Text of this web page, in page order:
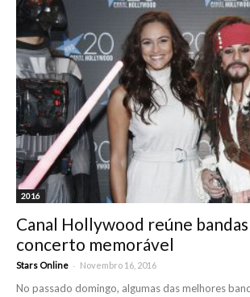
2016
Canal Hollywood reúne
concerto memorável
Stars Online - Novembro 16, 2016
No passado domingo, algumas das melhores